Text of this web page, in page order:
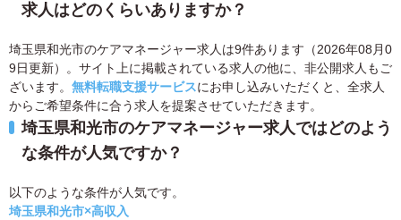
求人はどのくらいありますか？
埼玉県和光市のケアマネージャー求人は9件あります（2026年08月0
9日更新）。サイト上に掲載されている求人の他に、非公開求人もご
ざいます。 無料転職支援サービスにお申し込みいただくと、全求人
からご希望条件に合う求人を提案させていただきます。
埼玉県和光市のケアマネージャー求人ではどのよう
な条件が人気ですか？
以下のような条件が人気です。
埼玉県和光市×高収入